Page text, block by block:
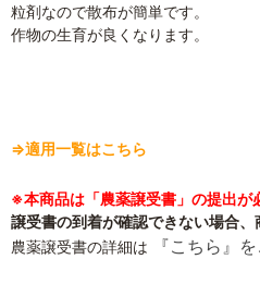
粒剤なので散布が簡単です。
作物の生育が良くなります。
⇒適用一覧はこちら
※本商品は「農薬譲受書」の提出が
譲受書の到着が確認できない場合、
農薬譲受書の詳細は
『こちら』